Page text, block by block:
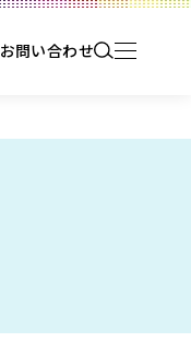
お問い合わせ